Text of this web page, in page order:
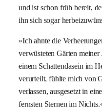
und ist schon früh bereit,
ihn sich sogar
»Ich ahnte die
verwüsteten Gärten
einem Schattendasein im
verurteilt, fühlte mich von
verlassen, ausgesetzt in
fernsten Sternen im